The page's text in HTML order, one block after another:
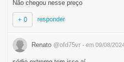
Não chegou nesse preço
+ 0 responder
Renato @ofd75vr - em 09/08/